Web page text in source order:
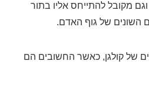
מקובל להתייחס אליו בתור
של גוף האדם.
15 סוגים שונים של קולגן, כאשר החשובים הם